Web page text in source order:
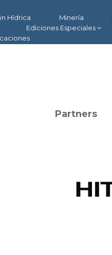
Hídrica Minería
Ediciones Especiales
Partners